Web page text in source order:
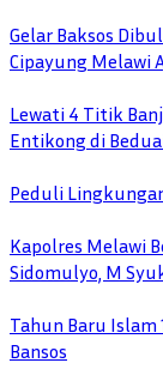
Gelar Baksos
Cipayung Melawi
Lewati 4 Titik
Entikong di
Peduli
Kapolres Melawi
Sidomulyo, M
Tahun Baru Islam
Bansos